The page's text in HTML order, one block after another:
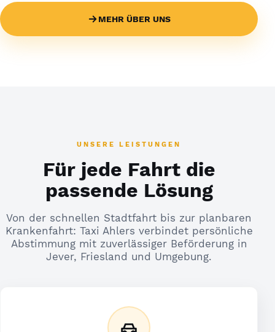
MEHR ÜBER UNS
UNSERE LEISTUNGEN
Für jede Fahrt die
passende Lösung
Von der schnellen Stadtfahrt bis zur planbaren
Krankenfahrt: Taxi Ahlers verbindet persönliche
Abstimmung mit zuverlässiger Beförderung in
Jever, Friesland und Umgebung.